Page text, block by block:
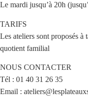
Le mardi jusqu’à 20h
TARIFS
Les ateliers sont proposés
quotient familial
NOUS CONTACTER
Tél : 01 40 31 26 35
Email :